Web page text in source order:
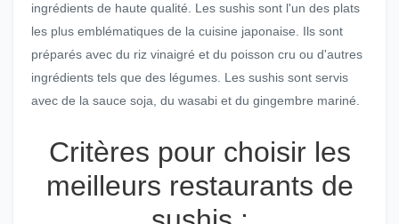
ingrédients de haute qualité. Les sushis sont l'un des plats
les plus emblématiques de la cuisine japonaise. Ils sont
préparés avec du riz vinaigré et du poisson cru ou d'autres
ingrédients tels que des légumes. Les sushis sont servis
avec de la sauce soja, du wasabi et du gingembre mariné.
Critères pour choisir les
meilleurs restaurants de